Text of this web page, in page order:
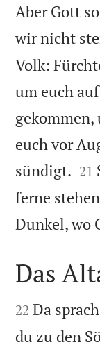
Aber Gott
wir nicht
Volk:
um euch
euch vor
sündigt. 

21
ferne
Dunkel, wo

Das

22 Da
du zu den